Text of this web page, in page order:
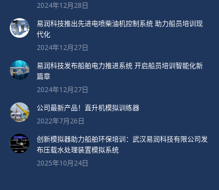
2024年12月28日
易润科技推出先进电喷柴油机控制系统 助力船员培训现
代化
2024年12月27日
易润科技发布船舶电力推进系统 开启船员培训智能化新
篇章
2024年12月27日
公司最新产品！直升机模拟训练器
2022年7月26日
创新模拟器助力船舶环保培训：武汉易润科技有限公司发
布压载水处理装置模拟系统
2025年10月24日